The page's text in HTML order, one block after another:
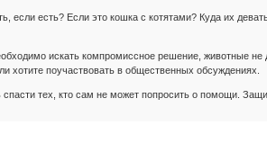
есть? Если это кошка с котятами? Куда их
искать компромиссное решение, животные не
хотите поучаствовать в общественных обсуждениях.
тех, кто сам не может попросить о помощи.